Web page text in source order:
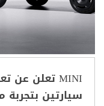
سيارتين بتجربة